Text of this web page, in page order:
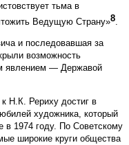
тьма в
Ведущую Страну»8.
и последовавшая за
возможность
явлением — Державой
Н.К. Рериху достиг в
художника, который
в 1974 году. По Советскому
широкие круги общества